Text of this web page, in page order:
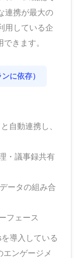
連携が最大の
用している企
きます。
に依存）
自動連携し、
・議事録共有
ータの組み合
フェース
導入している
ンゲージメ